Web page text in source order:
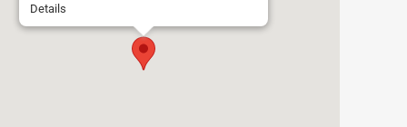
Details